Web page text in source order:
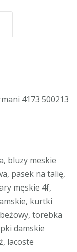
4173 500213
bluzy meskie
pasek na talię,
męskie 4f,
kurtki
torebka
damskie
lacoste